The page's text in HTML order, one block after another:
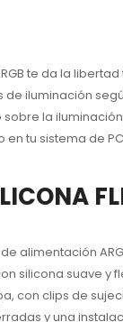
te da la
iluminación
la
tu sistema de
alimentación
silicona suave y
con clips de
y una